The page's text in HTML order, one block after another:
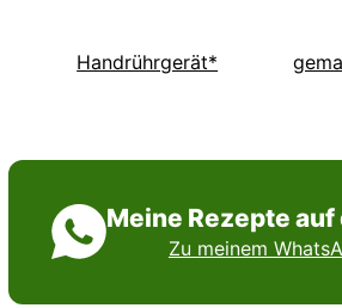
Handrührgerät*
Meine Rezepte auf
Zu meinem